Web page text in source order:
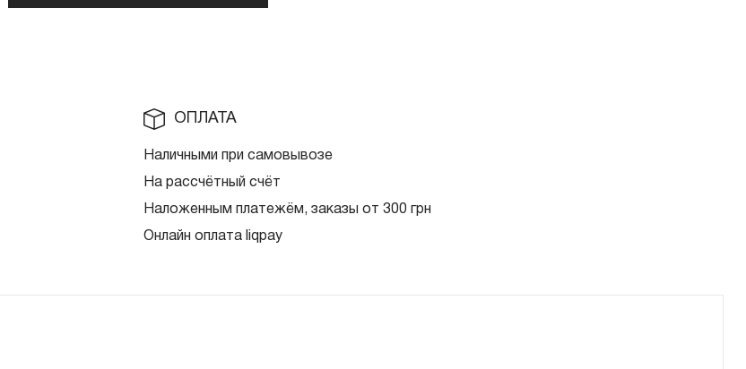
ОПЛАТА
Наличными при самовывозе
На рассчётный счёт
Наложенным платежём, заказы от 300 грн
Онлайн оплата liqpay